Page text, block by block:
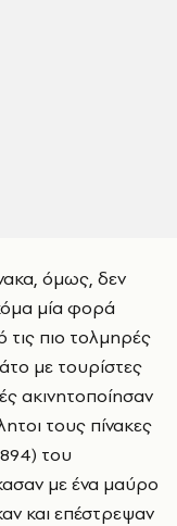
όμως, δεν
μία φορά
τις πιο τολμηρές
με τουρίστες
ακινητοποίησαν
τους πίνακες
του
με ένα μαύρο
και επέστρεψαν